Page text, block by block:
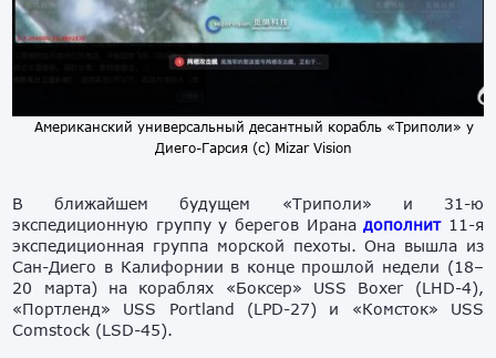
Американский универсальный десантный корабль «Триполи» у
Диего-Гарсия (с) Mizar Vision
В ближайшем будущем «Триполи» и 31-ю
экспедиционную группу у берегов Иранадополнит11-я
экспедиционная группа морской пехоты. Она вышла из
Сан-Диего в Калифорнии в конце прошлой недели (18–
20 марта) на кораблях «Боксер» USS Boxer (LHD-4),
«Портленд» USS Portland (LPD-27) и «Комсток» USS
Comstock (LSD-45).